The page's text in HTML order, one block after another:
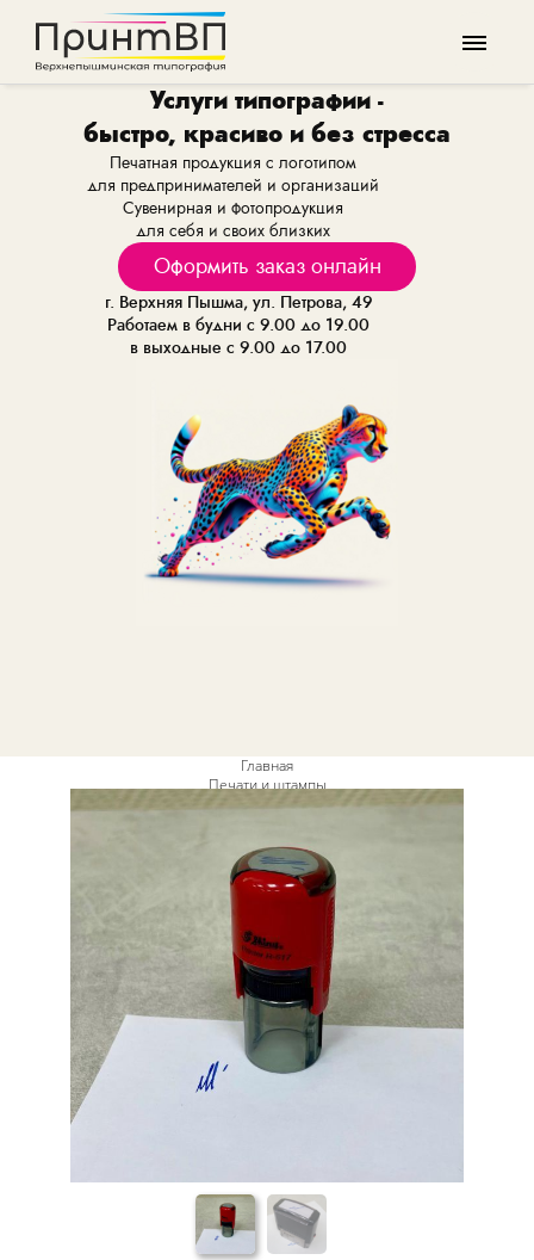
Услуги типографии -
быстро, красиво и без стресса
Печатная продукция с логотипом
для предпринимателей и организаций
Сувенирная и фотопродукция
для себя и своих близких
Оформить заказ онлайн
г. Верхняя Пышма, ул. Петрова, 49
Работаем в будни с 9.00 до 19.00
в выходные с 9.00 до 17.00
Главная
Печати и штампы
Факсимиле